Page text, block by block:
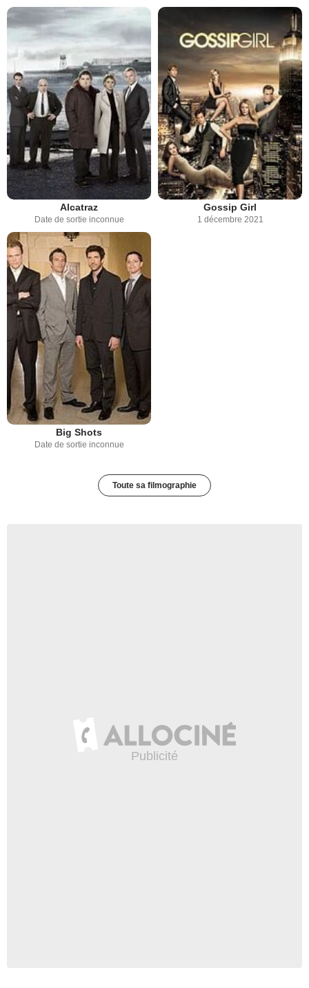
Alcatraz
Date de sortie inconnue
Gossip Girl
1 décembre 2021
Big Shots
Date de sortie inconnue
Toute sa filmographie